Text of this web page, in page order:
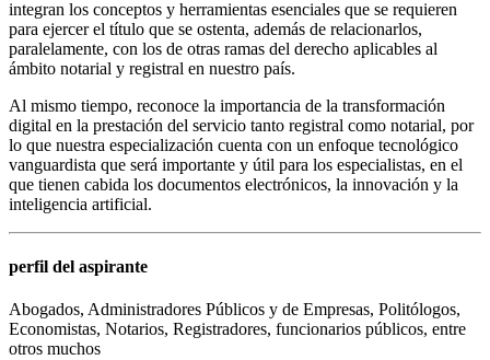
integran los conceptos y herramientas esenciales que se requieren
para ejercer el título que se ostenta, además de relacionarlos,
paralelamente, con los de otras ramas del derecho aplicables al
ámbito notarial y registral en nuestro país.
Al mismo tiempo, reconoce la importancia de la transformación
digital en la prestación del servicio tanto registral como notarial, por
lo que nuestra especialización cuenta con un enfoque tecnológico
vanguardista que será importante y útil para los especialistas, en el
que tienen cabida los documentos electrónicos, la innovación y la
inteligencia artificial.
perfil del aspirante
Abogados, Administradores Públicos y de Empresas, Politólogos,
Economistas, Notarios, Registradores, funcionarios públicos, entre
otros muchos